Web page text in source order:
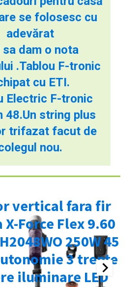
se folosesc cu
adevărat
sa dam o nota
.Tablou F-tronic
cu ETI.
Electric F-tronic
48.Un string plus
trifazat facut de
nou.